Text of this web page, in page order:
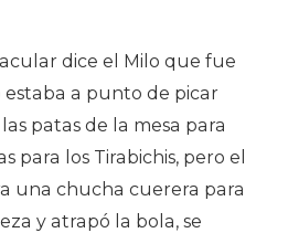
dice el Milo que fue
a punto de picar
patas de la mesa para
para los Tirabichis, pero el
una chucha cuerera para
y atrapó la bola, se